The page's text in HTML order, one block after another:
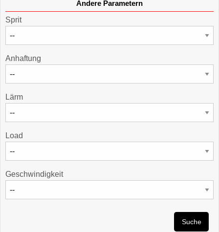
Andere Parametern
Sprit
Anhaftung
Lärm
Load
Geschwindigkeit
Suche